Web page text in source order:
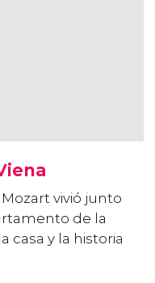
Mozart vivió junto
de la
casa y la historia